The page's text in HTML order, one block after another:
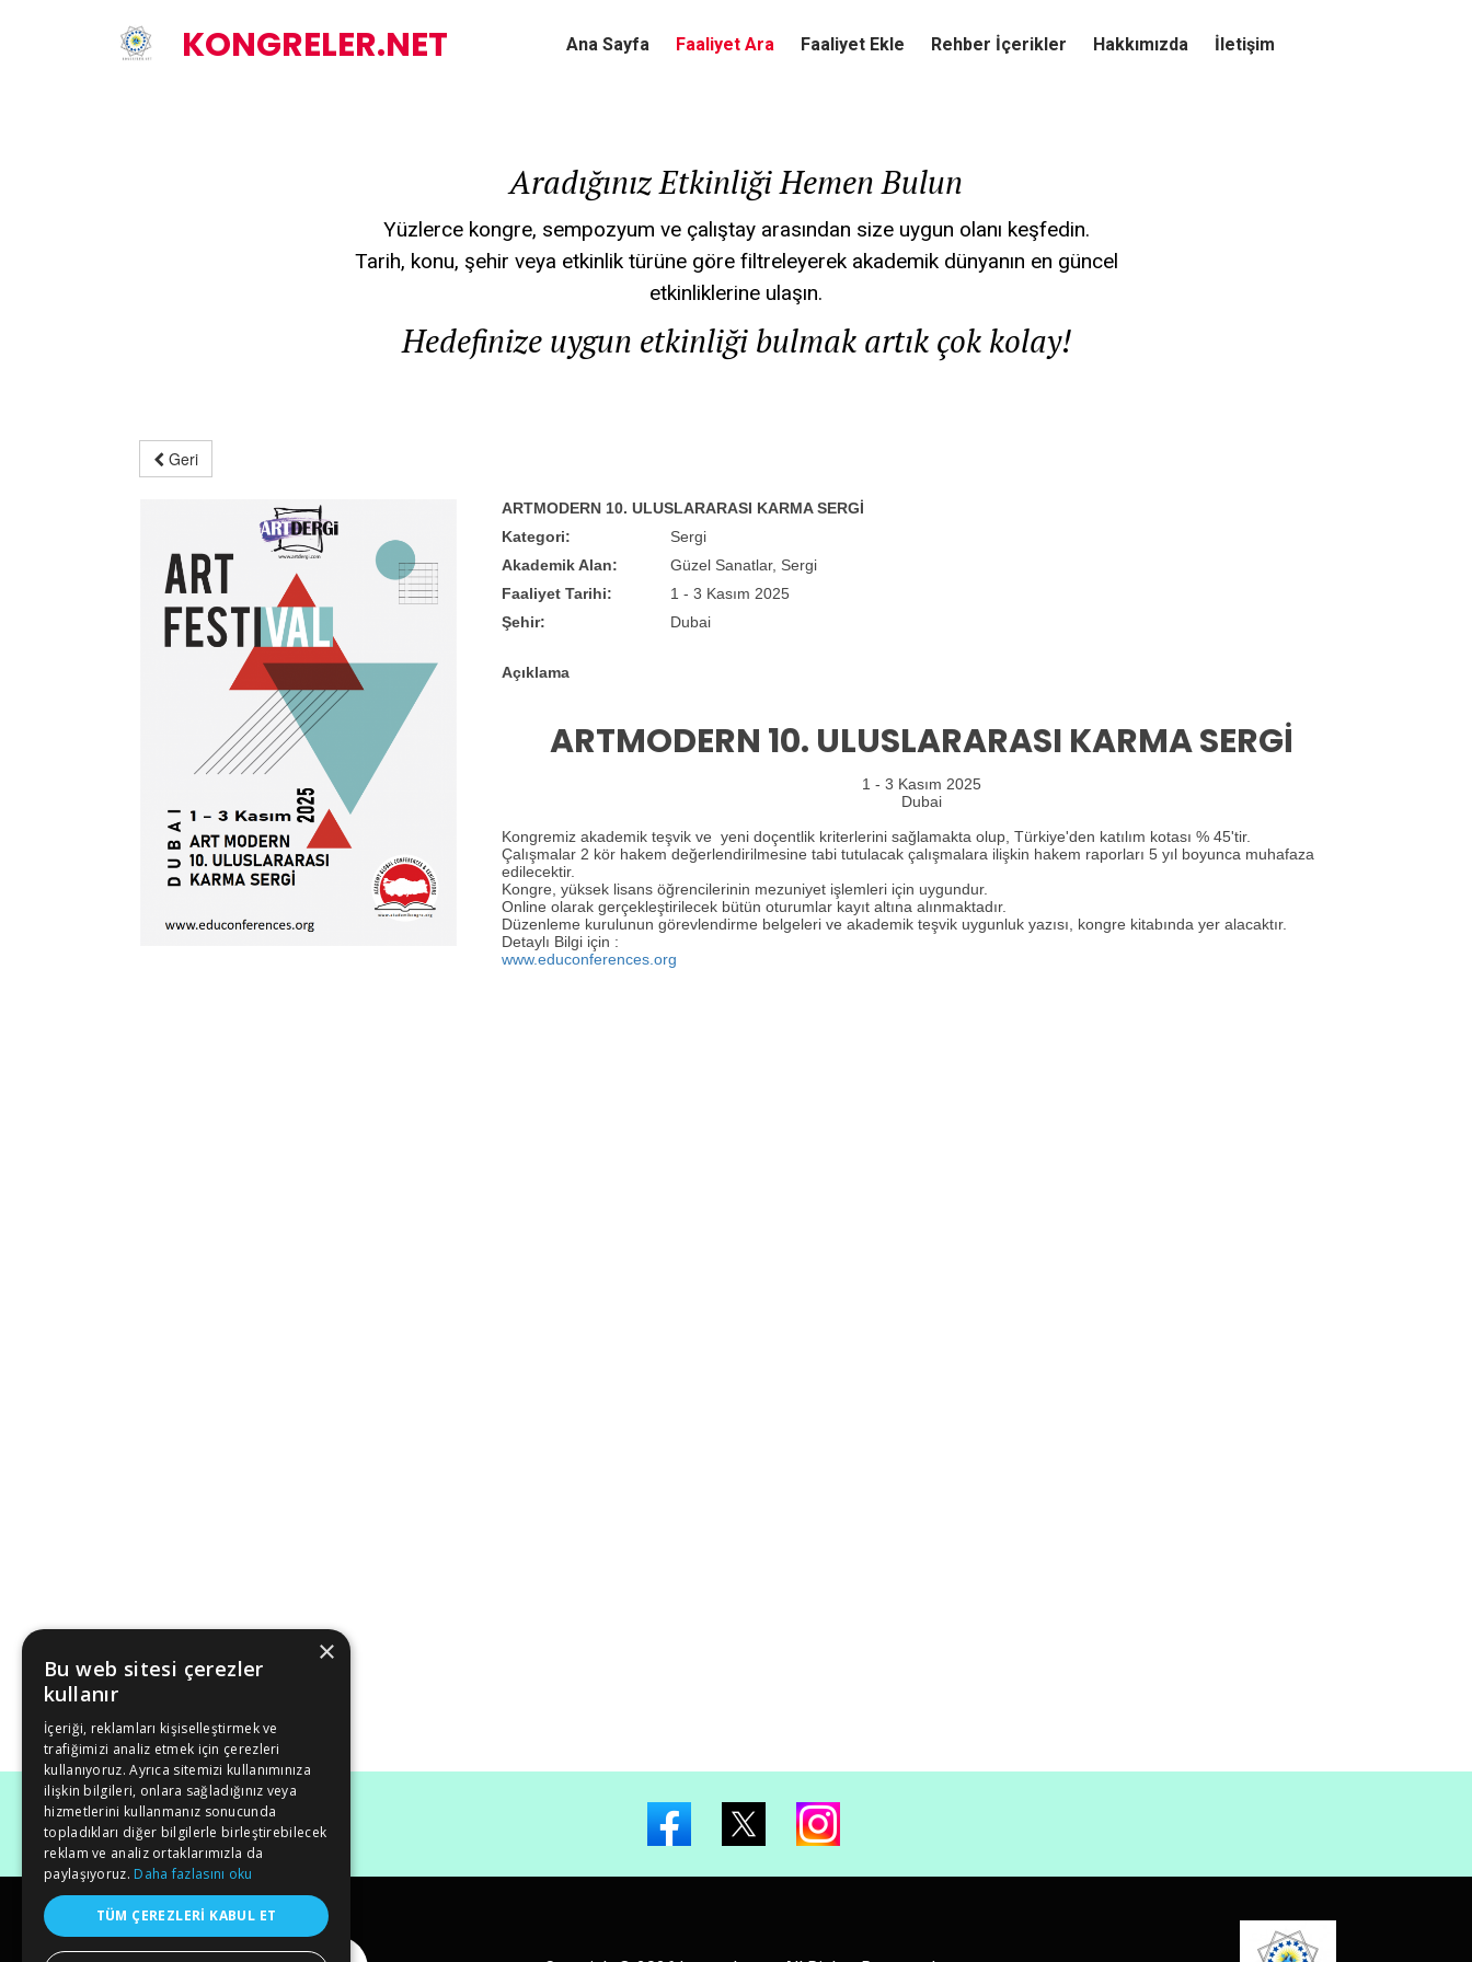
KONGRELER.NET Ana Sayfa Faaliyet Ara Faaliyet Ekle Rehber İçerikler Hakkımızda İletişim
Aradığınız Etkinliği Hemen Bulun
Yüzlerce kongre, sempozyum ve çalıştay arasından size uygun olanı keşfedin.
Tarih, konu, şehir veya etkinlik türüne göre filtreleyerek akademik dünyanın en güncel
etkinliklerine ulaşın.
Hedefinize uygun etkinliği bulmak artık çok kolay!
Geri
ARTMODERN 10. ULUSLARARASI KARMA SERGİ
Kategori:
Sergi
Akademik Alan:
Güzel Sanatlar, Sergi
Faaliyet Tarihi:
1 - 3 Kasım 2025
Şehir:
Dubai
Açıklama
ARTMODERN 10. ULUSLARARASI KARMA SERGİ
1 - 3 Kasım 2025
Dubai
Kongremiz akademik teşvik ve yeni doçentlik kriterlerini sağlamakta olup, Türkiye'den katılım kotası % 45'tir.
Çalışmalar 2 kör hakem değerlendirilmesine tabi tutulacak çalışmalara ilişkin hakem raporları 5 yıl boyunca muhafaza
edilecektir.
Kongre, yüksek lisans öğrencilerinin mezuniyet işlemleri için uygundur.
Online olarak gerçekleştirilecek bütün oturumlar kayıt altına alınmaktadır.
Düzenleme kurulunun görevlendirme belgeleri ve akademik teşvik uygunluk yazısı, kongre kitabında yer alacaktır.
Detaylı Bilgi için :
www.educonferences.org
×
Bu web sitesi çerezler
kullanır
İçeriği, reklamları kişiselleştirmek ve
trafiğimizi analiz etmek için çerezleri
kullanıyoruz. Ayrıca sitemizi kullanımınıza
ilişkin bilgileri, onlara sağladığınız veya
hizmetlerini kullanmanız sonucunda
topladıkları diğer bilgilerle birleştirebilecek
reklam ve analiz ortaklarımızla da
paylaşıyoruz. Daha fazlasını oku
TÜM ÇEREZLERI KABUL ET